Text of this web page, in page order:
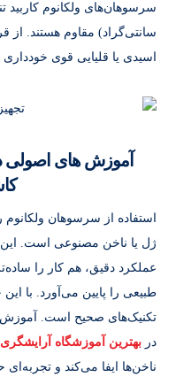
سانتی‌گراد) مقاوم هستند. از
اسیدی یا قلیایی قوی
آموزش های اصولی
استفاده از سرسوهان
ژل یا ناخن مصنوعی است. این
عملکرد دقیق، هم کار را
طبیعی را پایین می‌آورد. با
تکنیک‌های صحیح است. آموزش
دربهترین آموزشگاه
ناخن‌ها ایفا می‌کند و